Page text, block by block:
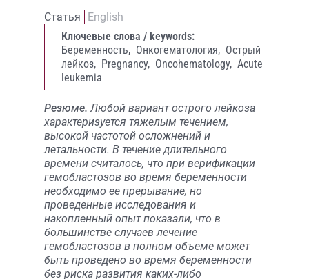
Статья
English
Ключевые слова / keywords:
Беременность, Онкогематология, Острый
лейкоз, Pregnancy, Oncohematology, Acute
leukemia
Резюме. Любой вариант острого лейкоза
характеризуется тяжелым течением,
высокой частотой осложнений и
летальности. В течение длительного
времени считалось, что при верификации
гемобластозов во время беременности
необходимо ее прерывание, но
проведенные исследования и
накопленный опыт показали, что в
большинстве случаев лечение
гемобластозов в полном объеме может
быть проведено во время беременности
без риска развития каких-либо